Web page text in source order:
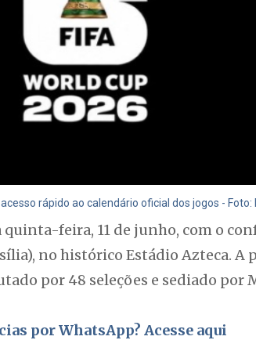
rápido ao calendário oficial dos jogos - Foto:
quinta-feira, 11 de junho, com o
no histórico Estádio Azteca. A
por 48 seleções e sediado por
por WhatsApp? Acesse aqui